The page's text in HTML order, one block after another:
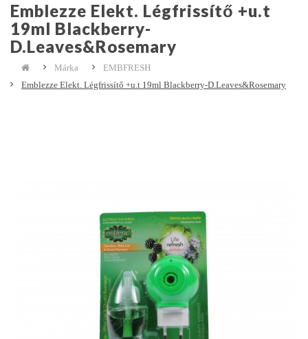
Emblezze Elekt. Légfrissítő +u.t
19ml Blackberry-
D.Leaves&Rosemary
Márka
EMBFRESH
Emblezze Elekt. Légfrissítő +u.t 19ml Blackberry-D.Leaves&Rosemary